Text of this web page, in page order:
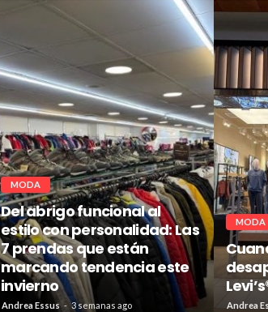
MODA
Del abrigo funcional al
estilo con personalidad: Las
7 prendas que están
marcando tendencia este
invierno
Andrea Essus 3 semanas ago
MODA
Andrea